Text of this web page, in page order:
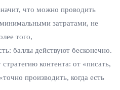
что можно проводить
затратами, не
того,
баллы действуют бесконечно.
контента: от «писать,
производить, когда есть